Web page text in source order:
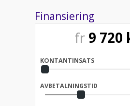
Finansiering
fr 9 720
KONTANTINSATS
AVBETALNINGSTID